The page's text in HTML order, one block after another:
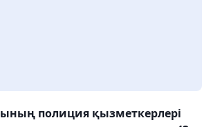
полиция қызметкерлері